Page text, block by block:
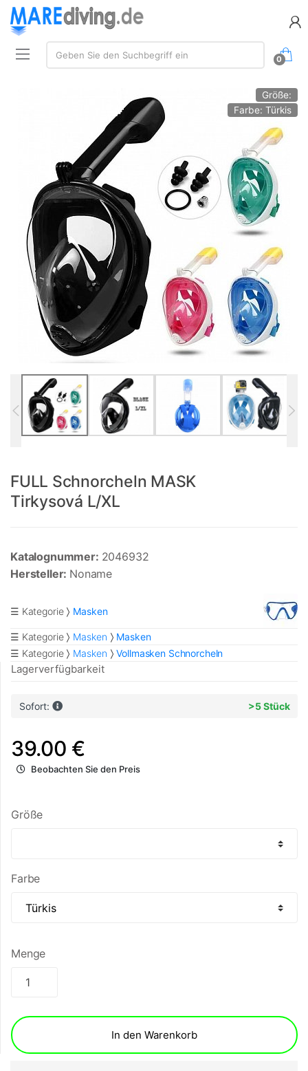
Suche:
Geben Sie den Suchbegriff ein
0
Größe:
Farbe: Türkis
FULL Schnorcheln MASK
Tirkysová L/XL
Katalognummer: 2046932
Hersteller: Noname
☰ Kategorie Masken
☰ Kategorie Masken
Masken
☰ Kategorie
Masken Vollmasken Schnorcheln
Lagerverfügbarkeit
Sofort: >5 Stück
39.00 €
Beobachten Sie den Preis
Größe
Farbe
Menge
In den Warenkorb